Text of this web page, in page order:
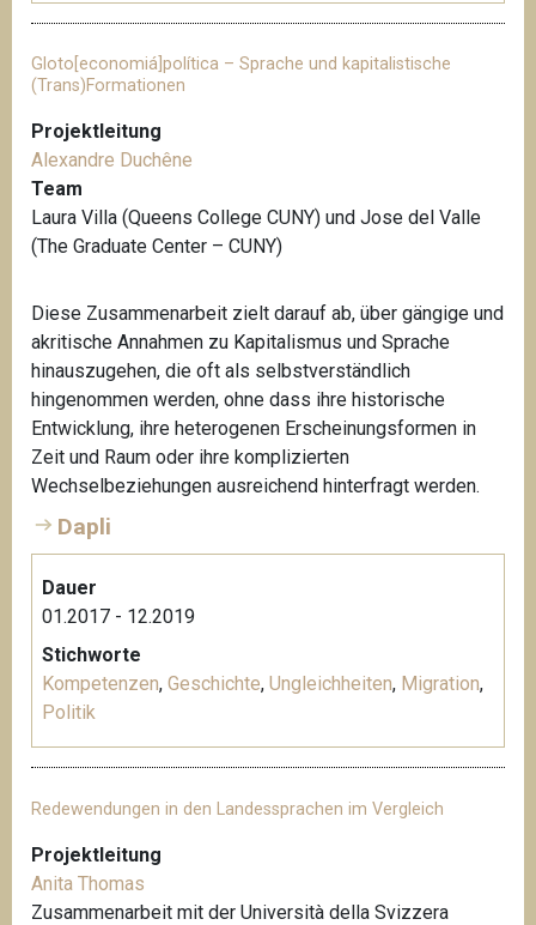
Gloto[economiá]política – Sprache und kapitalistische
(Trans)Formationen
Projektleitung
Alexandre Duchêne
Team
Laura Villa (Queens College CUNY) und Jose del Valle
(The Graduate Center – CUNY)
Diese Zusammenarbeit zielt darauf ab, über gängige und
akritische Annahmen zu Kapitalismus und Sprache
hinauszugehen, die oft als selbstverständlich
hingenommen werden, ohne dass ihre historische
Entwicklung, ihre heterogenen Erscheinungsformen in
Zeit und Raum oder ihre komplizierten
Wechselbeziehungen ausreichend hinterfragt werden.
Dapli
Dauer
01.2017 - 12.2019
Stichworte
Kompetenzen, Geschichte, Ungleichheiten, Migration,
Politik
Redewendungen in den Landessprachen im Vergleich
Projektleitung
Anita Thomas
Zusammenarbeit mit der Università della Svizzera